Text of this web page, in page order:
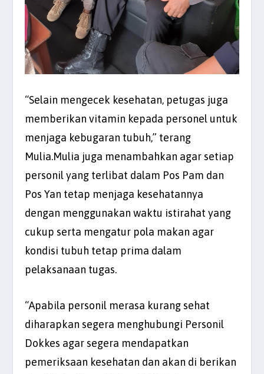
“Selain mengecek kesehatan, petugas juga
memberikan vitamin kepada personel untuk
menjaga kebugaran tubuh,” terang
Mulia.Mulia juga menambahkan agar setiap
personil yang terlibat dalam Pos Pam dan
Pos Yan tetap menjaga kesehatannya
dengan menggunakan waktu istirahat yang
cukup serta mengatur pola makan agar
kondisi tubuh tetap prima dalam
pelaksanaan tugas.
“Apabila personil merasa kurang sehat
diharapkan segera menghubungi Personil
Dokkes agar segera mendapatkan
pemeriksaan kesehatan dan akan di berikan